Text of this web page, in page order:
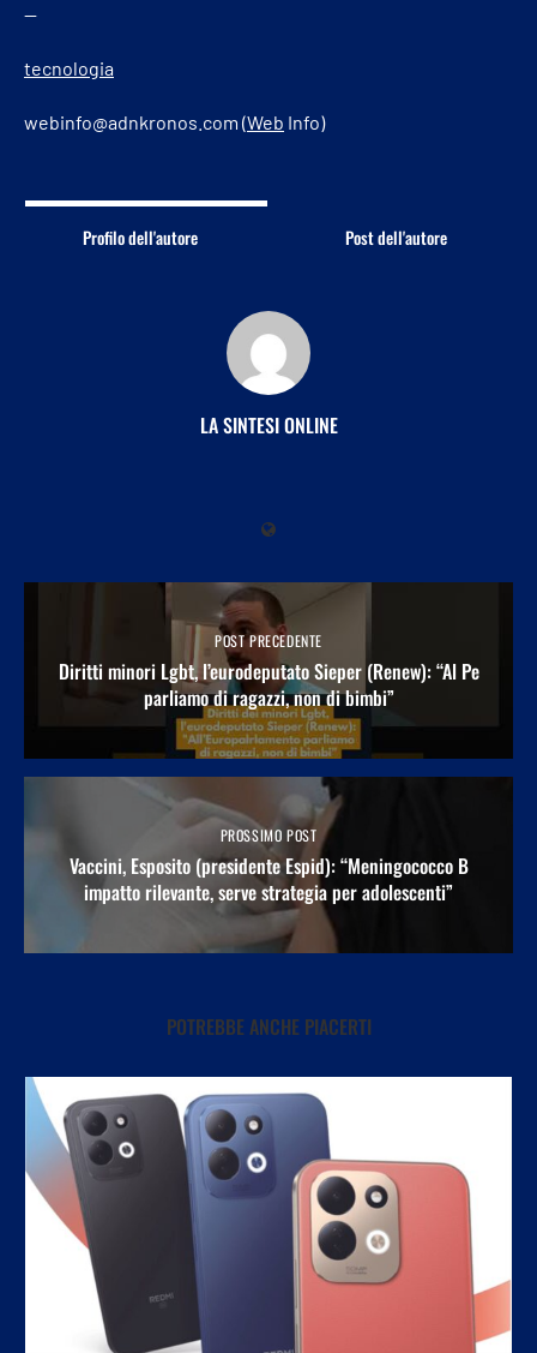
—
tecnologia
webinfo@adnkronos.com (Web Info)
Profilo dell'autore Post dell'autore
LA SINTESI ONLINE
POST PRECEDENTE
Diritti minori Lgbt, l’eurodeputato Sieper (Renew): “Al Pe
parliamo di ragazzi, non di bimbi”
PROSSIMO POST
Vaccini, Esposito (presidente Espid): “Meningococco B
impatto rilevante, serve strategia per adolescenti”
POTREBBE ANCHE PIACERTI